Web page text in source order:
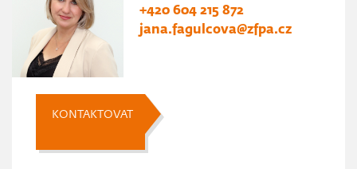
+420 604 215 872
jana.fagulcova@zfpa.cz
KONTAKTOVAT